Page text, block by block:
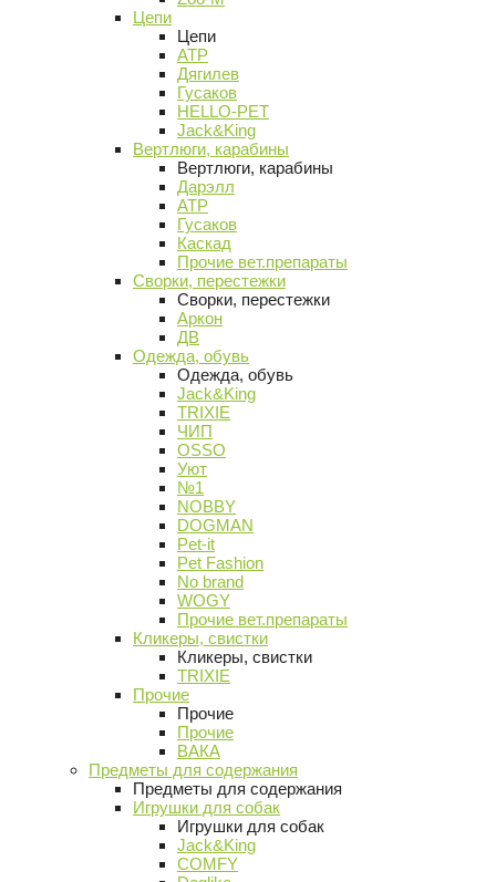
Цепи
Цепи
АТР
Дягилев
Гусаков
HELLO-PET
Jack&King
Вертлюги, карабины
Вертлюги, карабины
Дарэлл
АТР
Гусаков
Каскад
Прочие вет.препараты
Сворки, перестежки
Сворки, перестежки
Аркон
ДВ
Одежда, обувь
Одежда, обувь
Jack&King
TRIXIE
ЧИП
OSSO
Уют
№1
NOBBY
DOGMAN
Pet-it
Pet Fashion
No brand
WOGY
Прочие вет.препараты
Кликеры, свистки
Кликеры, свистки
TRIXIE
Прочие
Прочие
Прочие
ВАКА
Предметы для содержания
Предметы для содержания
Игрушки для собак
Игрушки для собак
Jack&King
COMFY